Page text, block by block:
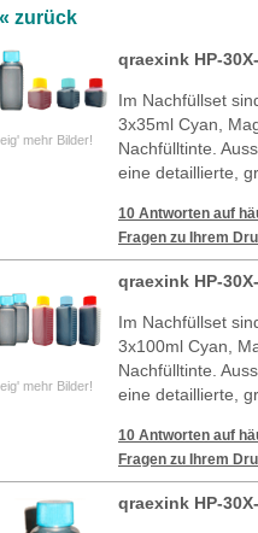
« zurück
mehr Bilder!
qraexink HP-
Im Nachfüllset
3x35ml Cyan,
Nachfülltinte.
eine detaillierte,
10 Antworten auf
Fragen zu Ihrem
mehr Bilder!
qraexink HP-
Im Nachfüllset
3x100ml Cyan,
Nachfülltinte.
eine detaillierte,
10 Antworten auf
Fragen zu Ihrem
qraexink HP-